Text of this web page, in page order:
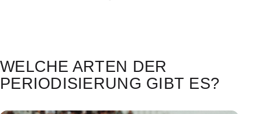
WELCHE ARTEN DER
PERIODISIERUNG GIBT ES?